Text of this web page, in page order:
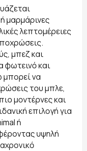
μαρμάρινες
λεπτομέρειες
μπεζ και
φωτεινό και
να
του μπλε,
μοντέρνες και
επιλογή για
ή
υψηλή